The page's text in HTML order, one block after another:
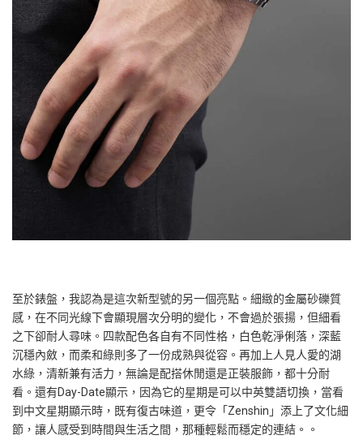
至於錶盤，我認為是這次新型號的另一個亮點。細緻的金屬砂礫質
感，在不同光線下會顯現層次分明的變化，不會過於張揚，但細看
之下卻耐人尋味。四款配色各自有不同性格，白色乾淨俐落，深藍
沉穩內斂，而柔和綠則多了一份成熟與從容。再加上人見人愛的湖
水綠，清新兼有活力，無論是配搭休閒還是正裝服飾，都十分耐
看。還有Day-Date顯示，因為它的星期是可以中英雙語切換，當看
到中文星期顯示時，既有復古味道，更令「Zenshin」添上了文化細
節，讓人感受到時間與生活之間，那種輕鬆而穩定的連結。。